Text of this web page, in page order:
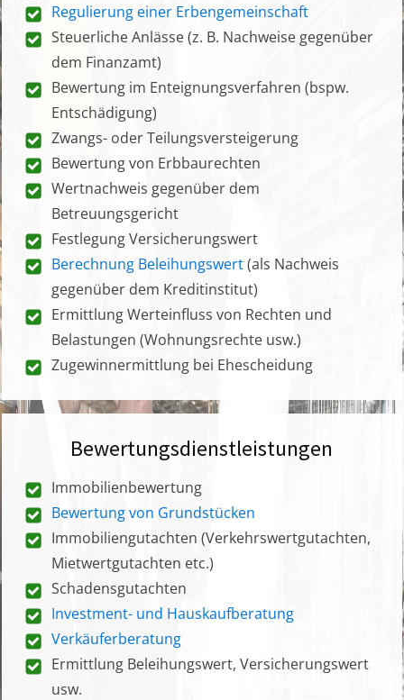
Regulierung einer Erbengemeinschaft
Steuerliche Anlässe (z. B. Nachweise gegenüber
dem Finanzamt)
Bewertung im Enteignungsverfahren (bspw.
Entschädigung)
Zwangs- oder Teilungsversteigerung
Bewertung von Erbbaurechten
Wertnachweis gegenüber dem
Betreuungsgericht
Festlegung Versicherungswert
Berechnung Beleihungswert(als Nachweis
gegenüber dem Kreditinstitut)
Ermittlung Werteinfluss von Rechten und
Belastungen (Wohnungsrechte usw.)
Zugewinnermittlung bei Ehescheidung
Bewertungsdienstleistungen
Immobilienbewertung
Bewertung von Grundstücken
Immobiliengutachten (Verkehrswertgutachten,
Mietwertgutachten etc.)
Schadensgutachten
Investment- und Hauskaufberatung
Verkäuferberatung
Ermittlung Beleihungswert, Versicherungswert
usw.